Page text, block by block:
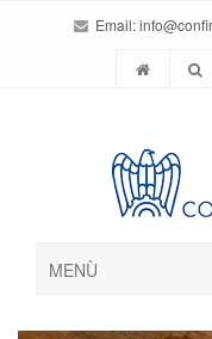
Email:
MENÙ